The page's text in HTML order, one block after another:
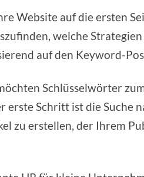
Website auf die ersten
welche
auf den Keyword-
Schlüsselwörter
erste Schritt ist die Suche
zu erstellen, der Ihrem